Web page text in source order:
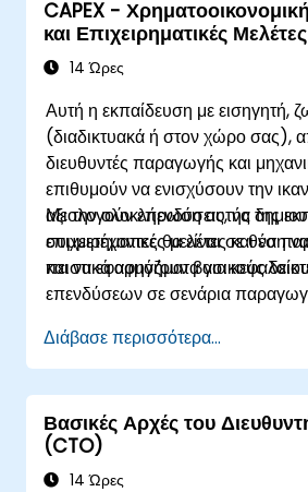
συμμετοχών.
CAPEX -
και Επιχειρηματικές
Διευθυντές Παραγωγής
14 Ώρες
Αυτή η εκπαίδευση με εισηγητή,
(διαδικτυακά ή στον χώρο σας),
διευθυντές παραγωγής και
επιθυμούν να ενισχύσουν την
αξιολογούν επενδύσεις, να
επιχειρηματικές μελέτες και να
πειστικά αφηγήματα για
Με την ολοκλήρωση αυτής της
συμμετέχοντες θα είναι σε θέση
και να εφαρμόζουν βασικούς
επενδύσεων σε σενάρια
που περιλαμβάνει προβλέψεις
ανάλυση ευαισθησίας, να
και Κάρτες Capex για τον
διαδικασίας έγκρισης και να
αφηγήματα σε επίπεδο διοίκησης
αιτιολόγηση αιτημάτων
Διάβασε περισσότερα...
Βασικές Αρχές του
(CTO)
14 Ώρες